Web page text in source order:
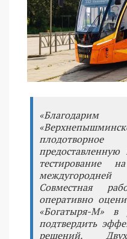
плодотворное
предоставленную
тестирование
Совместная
оперативно
«Богатыря-М» в
подтвердить
решений.